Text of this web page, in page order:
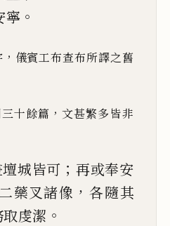
寧 。
， 儀賓工布查布所譯之舊
十餘篇 ， 文甚繁多皆非
壇城皆可 ； 再或奉安
藥叉諸像 ， 各隨其
取虔潔 。